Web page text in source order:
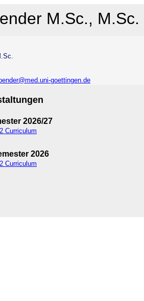
M.Sc., M.Sc.
goettingen.de
2026/27
Curriculum
2026
Curriculum